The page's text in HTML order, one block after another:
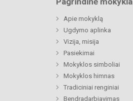
Apie mokyklą
Ugdymo aplinka
Vizija, misija
Pasiekimai
Mokyklos simboliai
Mokyklos himnas
Tradiciniai renginiai
Bendradarbiavimas